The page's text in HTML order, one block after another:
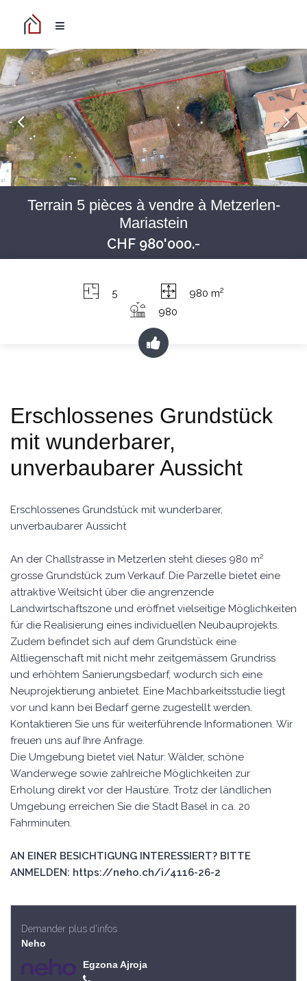
Terrain 5 pièces à vendre à Metzerlen-
Mariastein
CHF 980'000.-
5 980 m2
980
Erschlossenes Grundstück
mit wunderbarer,
unverbaubarer Aussicht
Erschlossenes Grundstück mit wunderbarer,
unverbaubarer Aussicht
An der Challstrasse in Metzerlen steht dieses 980 m²
grosse Grundstück zum Verkauf. Die Parzelle bietet eine
attraktive Weitsicht über die angrenzende
Landwirtschaftszone und eröffnet vielseitige Möglichkeiten
für die Realisierung eines individuellen Neubauprojekts.
Zudem befindet sich auf dem Grundstück eine
Altliegenschaft mit nicht mehr zeitgemässem Grundriss
und erhöhtem Sanierungsbedarf, wodurch sich eine
Neuprojektierung anbietet. Eine Machbarkeitsstudie liegt
vor und kann bei Bedarf gerne zugestellt werden.
Kontaktieren Sie uns für weiterführende Informationen. Wir
freuen uns auf Ihre Anfrage.
Die Umgebung bietet viel Natur: Wälder, schöne
Wanderwege sowie zahlreiche Möglichkeiten zur
Erholung direkt vor der Haustüre. Trotz der ländlichen
Umgebung erreichen Sie die Stadt Basel in ca. 20
Fahrminuten.
AN EINER BESICHTIGUNG INTERESSIERT? BITTE
ANMELDEN: https://neho.ch/i/4116-26-2
Demander plus d'infos
Neho
Egzona Ajroja